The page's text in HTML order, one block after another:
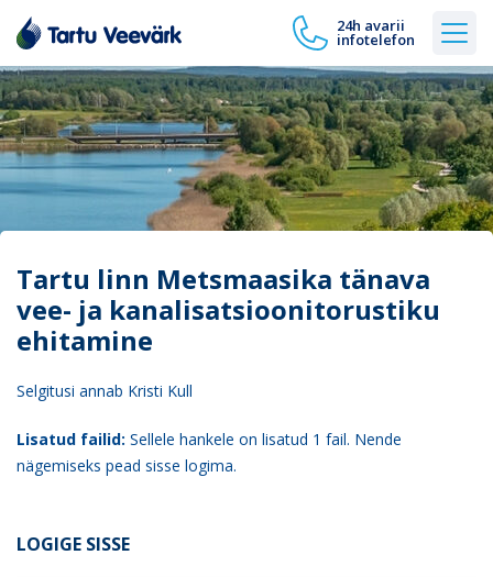
24h avarii
infotelefon
Tartu linn Metsmaasika tänava
vee- ja kanalisatsioonitorustiku
ehitamine
Selgitusi annab Kristi Kull
Lisatud failid: Sellele hankele on lisatud 1 fail. Nende
nägemiseks pead sisse logima.
LOGIGE SISSE